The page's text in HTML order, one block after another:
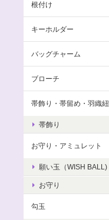
根付け
キーホルダー
バッグチャーム
ブローチ
帯飾り・帯留め・羽織紐
帯飾り
お守り・アミュレット
願い玉（WISH BALL)
お守り
勾玉